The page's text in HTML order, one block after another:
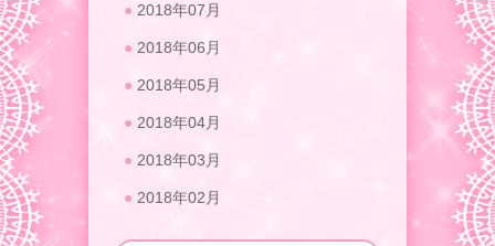
2018年07月
2018年06月
2018年05月
2018年04月
2018年03月
2018年02月